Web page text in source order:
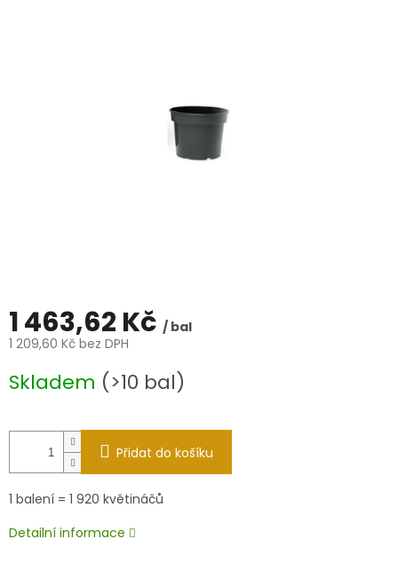
1 463,62 Kč / bal
1 209,60 Kč bez DPH
cena:
Skladem (>10 bal)
Přidat do košíku
1 balení = 1 920 květináčů
Detailní informace